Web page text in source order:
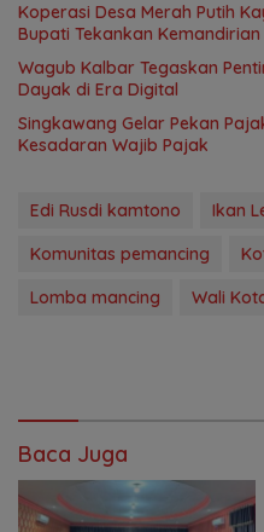
Koperasi Desa Merah Putih
Bupati Tekankan Kemandirian
Wagub Kalbar Tegaskan
Dayak di Era Digital
Singkawang Gelar Pekan
Kesadaran Wajib Pajak
Edi Rusdi kamtono Ikan
Komunitas pemancing
Lomba mancing
Wali
Baca Juga